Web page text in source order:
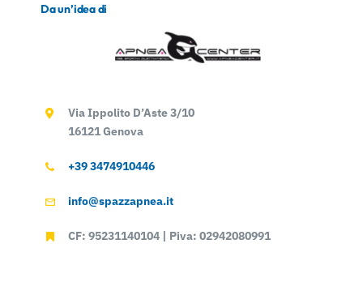
Da un’idea di
Via Ippolito D’Aste 3/10
16121 Genova
+39 3474910446
info@spazzapnea.it
CF: 95231140104 | Piva: 02942080991